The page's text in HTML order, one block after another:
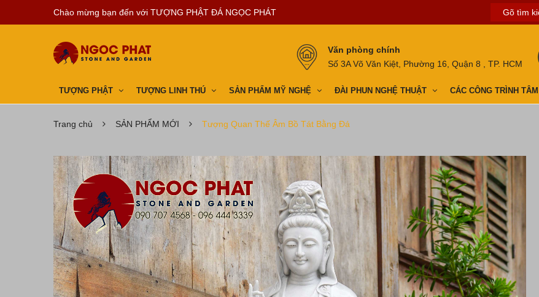
Chào mừng bạn đến với TƯỢNG PHẬT ĐÁ NGỌC PHÁT
Văn phòng chính
Số 3A Võ Văn Kiệt, Phường 16, Quận 8 , TP. HCM
TƯỢNG PHẬT TƯỢNG LINH THÚ SẢN PHẨM MỸ NGHỆ ĐÀI PHUN NGHỆ THUẬT CÁC CÔNG TRÌNH
Trang chủ SẢN PHẨM MỚI Tượng Quan Thế Âm Bồ Tát Bằng Đá